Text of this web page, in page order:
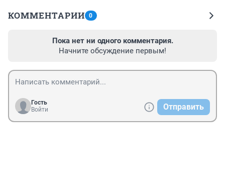
КОММЕНТАРИИ 0
Пока нет ни одного комментария.
Начните обсуждение первым!
Гость
Войти
Отправить